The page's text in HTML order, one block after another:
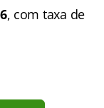
, com taxa de